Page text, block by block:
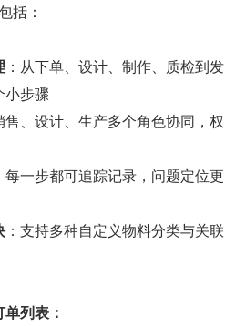
括：
：从下单、设计、制作、质检到发
小步骤
售、设计、生产多个角色协同，权
每一步都可追踪记录，问题定位更
：支持多种自定义物料分类与关联
列表：